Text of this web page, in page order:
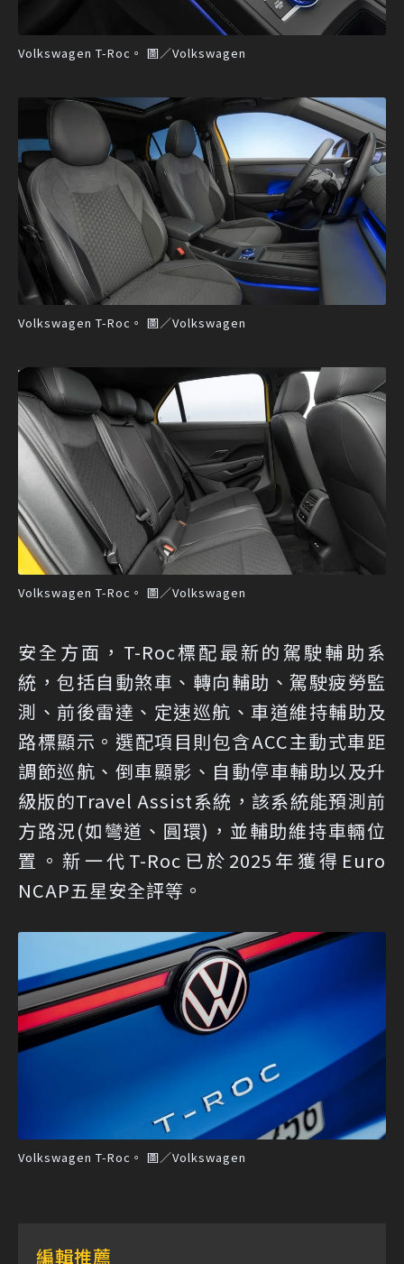
Volkswagen T-Roc。 圖／Volkswagen
Volkswagen T-Roc。 圖／Volkswagen
Volkswagen T-Roc。 圖／Volkswagen
安全方面，T-Roc標配最新的駕駛輔助系
統，包括自動煞車、轉向輔助、駕駛疲勞監
測、前後雷達、定速巡航、車道維持輔助及
路標顯示。選配項目則包含ACC主動式車距
調節巡航、倒車顯影、自動停車輔助以及升
級版的Travel Assist系統，該系統能預測前
方路況(如彎道、圓環)，並輔助維持車輛位
置。新一代T-Roc已於2025年獲得Euro
NCAP五星安全評等。
Volkswagen T-Roc。 圖／Volkswagen
編輯推薦